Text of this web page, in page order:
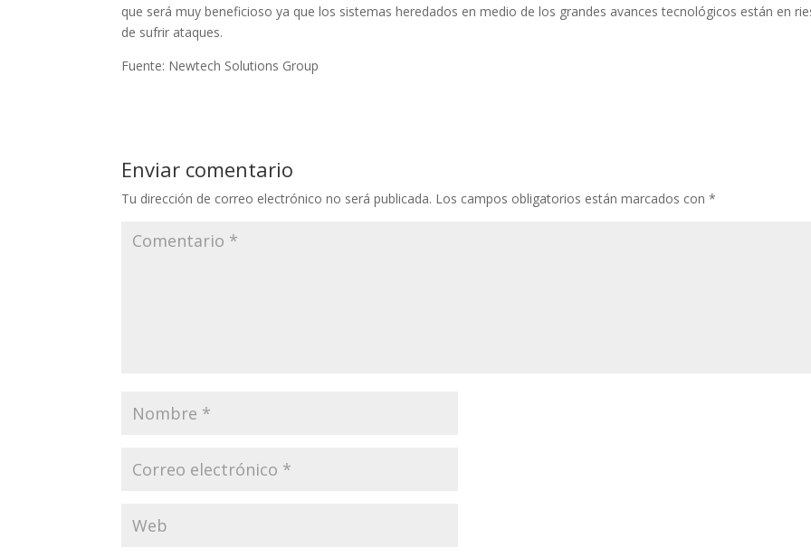
que será muy beneficioso ya que los sistemas heredados en medio de los grandes avances tecnológicos están en
de sufrir ataques.
Fuente: Newtech Solutions Group
Enviar comentario
Tu dirección de correo electrónico no será publicada. Los campos obligatorios están marcados con*